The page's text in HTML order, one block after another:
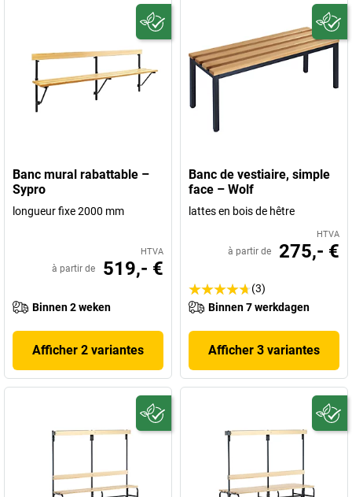
Banc mural rabattable –
Sypro
longueur fixe 2000 mm
HTVA
à partir de 519,- €
Binnen 2 weken
Afficher 2 variantes
Banc de vestiaire, simple
face – Wolf
lattes en bois de hêtre
HTVA
à partir de 275,- €
(3)
Binnen 7 werkdagen
Afficher 3 variantes